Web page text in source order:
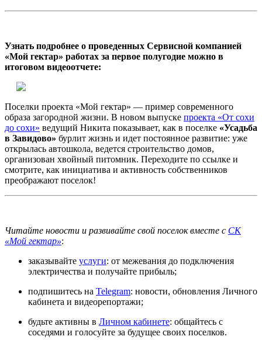
Узнать подробнее о проведенных Сервисной компанией
«Мой гектар» работах за первое полугодие можно в
итоговом видеоотчете:
Поселки проекта «Мой гектар» — пример современного
образа загородной жизни. В новом выпуске проекта «От сохи
до сохи» ведущий Никита показывает, как в поселке «Усадьба
в Завидово» бурлит жизнь и идет постоянное развитие: уже
открылась автошкола, ведется строительство домов,
организован хвойный питомник. Переходите по ссылке и
смотрите, как инициатива и активность собственников
преображают поселок!
Читайте новости и развивайте свой поселок вместе с СК
«Мой гектар»:
заказывайте услуги: от межевания до подключения
электричества и получайте прибыль;
подпишитесь на Telegram: новости, обновления Личного
кабинета и видеорепортажи;
будьте активны в Личном кабинете: общайтесь с
соседями и голосуйте за будущее своих поселков.